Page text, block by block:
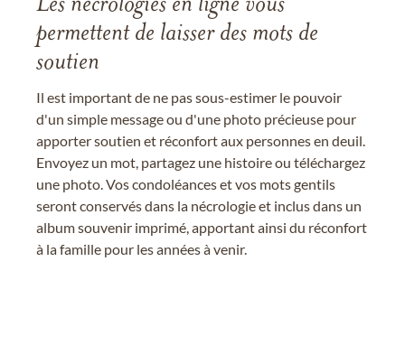
Les nécrologies en ligne vous
permettent de laisser des mots de
soutien
Il est important de ne pas sous-estimer le pouvoir
d'un simple message ou d'une photo précieuse pour
apporter soutien et réconfort aux personnes en deuil.
Envoyez un mot, partagez une histoire ou téléchargez
une photo. Vos condoléances et vos mots gentils
seront conservés dans la nécrologie et inclus dans un
album souvenir imprimé, apportant ainsi du réconfort
à la famille pour les années à venir.